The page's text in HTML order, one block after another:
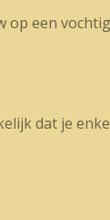
een
dat je